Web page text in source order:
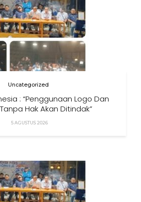
Uncategorized
: “Penggunaan Logo Dan
Hak Akan Ditindak”
5 AGUSTUS 2026